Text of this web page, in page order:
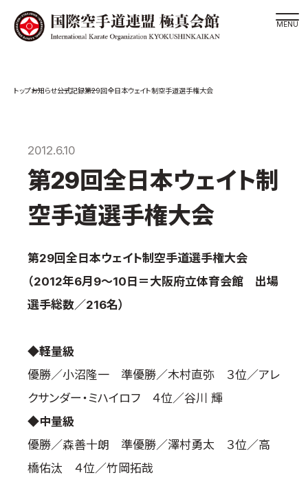
大山倍達総裁 紹介
松井章奎館長 紹介
極真の歴史
極真会館の概要
役員紹介
本部からのお知らせ
支部からのお知らせ
公式記録
試合規則
お知らせ公式記録第29回全日本ウェイト制空手道選手権大会
2012.6.10
第29回全日本ウェイト制
空手道選手権大会
第29回全日本ウェイト制空手道選手権大会
（2012年6月9～10日＝大阪府立体育会館 出場
選手総数／216名）
◆軽量級
優勝／小沼隆一 準優勝／木村直弥 ３位／アレ
クサンダー・ミハイロフ ４位／谷川 輝
◆中量級
優勝／森善十朗 準優勝／澤村勇太 ３位／高
橋佑汰 ４位／竹岡拓哉